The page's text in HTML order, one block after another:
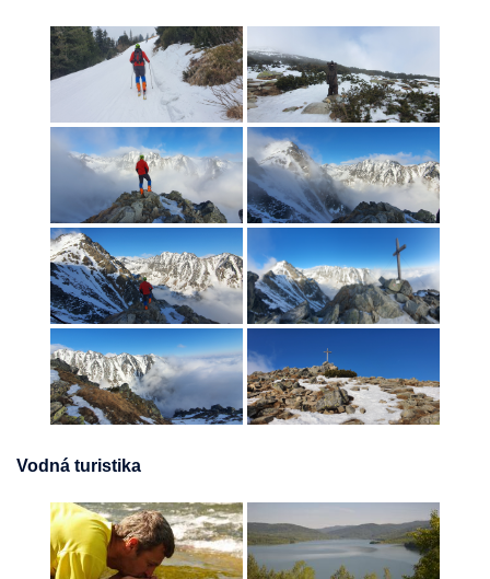
Vodná turistika